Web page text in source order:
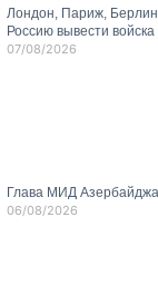
Лондон, Париж,
Россию вывести войска
07/08/2026
Глава МИД
06/08/2026